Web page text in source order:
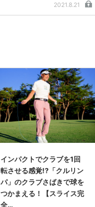
2021.8.21
インパクトでクラブを1回
転させる感覚!?「クルリン
パ」のクラブさばきで球を
つかまえる！【スライス完
全…